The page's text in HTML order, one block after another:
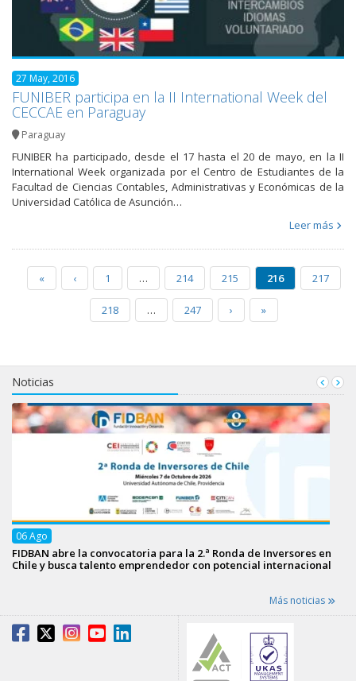
27 May, 2016
FUNIBER participa en la II International Week del
CECCAE en Paraguay
Paraguay
FUNIBER ha participado, desde el 17 hasta el 20 de mayo, en la II
International Week organizada por el Centro de Estudiantes de la
Facultad de Ciencias Contables, Administrativas y Económicas de la
Universidad Católica de Asunción…
Leer más
« ‹ 1 … 214 215 216 217
218 … 247 › »
Noticias
06Ago
FIDBAN abre la convocatoria para la 2.ª Ronda de Inversores en
Chile y busca talento emprendedor con potencial internacional
Más noticias